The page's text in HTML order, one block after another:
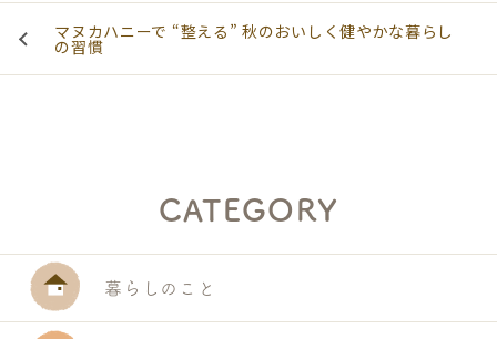
マヌカハニーで “整える” 秋のおいしく健やかな暮らし
の習慣
CATEGORY
暮らしのこと